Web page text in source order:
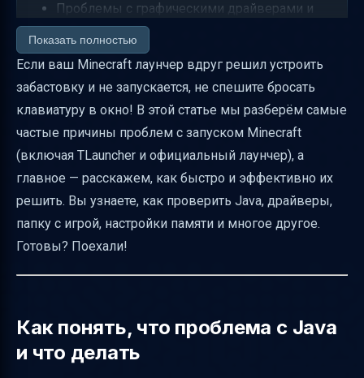
Проблемы с графическими драйверами и
как их решить
Проверка и сброс папки .minecraft без
потери сохранений
Настройка оперативной памяти для
Minecraft
Конфликты с фоновыми программами и
разрешениями Windows
Проверка логов ошибок для диагностики
Проверка интернет-соединения и
Быстрый чек-лист для решения проблем с
запуском Minecraft лаунчера
Важные предупреждения и советы
Показать полностью
Если ваш Minecraft лаунчер вдруг решил устроить
забастовку и не запускается, не спешите бросать
клавиатуру в окно! В этой статье мы разберём самые
частые причины проблем с запуском Minecraft
(включая TLauncher и официальный лаунчер), а
главное — расскажем, как быстро и эффективно их
решить. Вы узнаете, как проверить Java, драйверы,
папку с игрой, настройки памяти и многое другое.
Готовы? Поехали!
Как понять, что проблема с Java
и что делать